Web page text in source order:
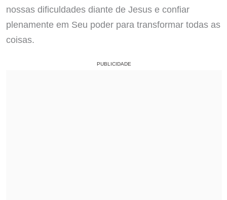
nossas dificuldades diante de Jesus e confiar
plenamente em Seu poder para transformar todas as
coisas.
PUBLICIDADE